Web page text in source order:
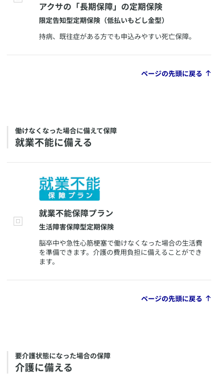
​アクサの「長期保障」の定期保険
​限定告知型定期保険（低払いもどし金型）
​持病、既往症がある方でも申込みやすい死亡保障。
ページの先頭に戻る
​働けなくなった場合に備えて保障
​就業不能に備える
​就業不能保障プラン
​生活障害保障型定期保険
​脳卒中や急性心筋梗塞で働けなくなった場合の生活費
を準備できます。介護の費用負担に備えることができ
ます。
ページの先頭に戻る
​要介護状態になった場合の保障
​介護に備える